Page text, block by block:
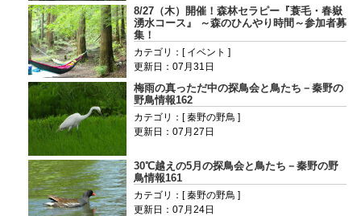
8/27（木）開催！森林セラピー『蓑毛・春嶽
湧水コース』 ～森のひんやり時間～参加者募
集！
カテゴリ：[ イベント ]
更新日：07月31日
梅雨の真っただ中の探鳥会と鳥たち－秦野の
野鳥情報162
カテゴリ：[ 秦野の野鳥 ]
更新日：07月27日
30℃越えの5月の探鳥会と鳥たち－秦野の野
鳥情報161
カテゴリ：[ 秦野の野鳥 ]
更新日：07月24日